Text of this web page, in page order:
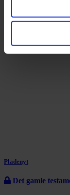
Pladenyt
Det gamle